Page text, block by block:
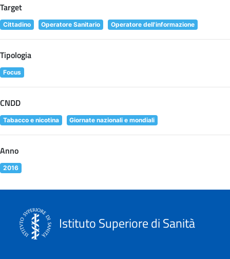
Target
Cittadino Operatore Sanitario Operatore dell'informazione
Tipologia
Focus
CNDD
Tabacco e nicotina Giornate nazionali e mondiali
Anno
2016
Istituto Superiore di Sanità